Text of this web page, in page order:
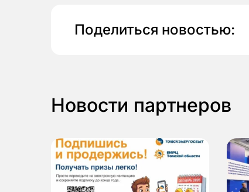
Поделиться новостью:
Новости партнеров